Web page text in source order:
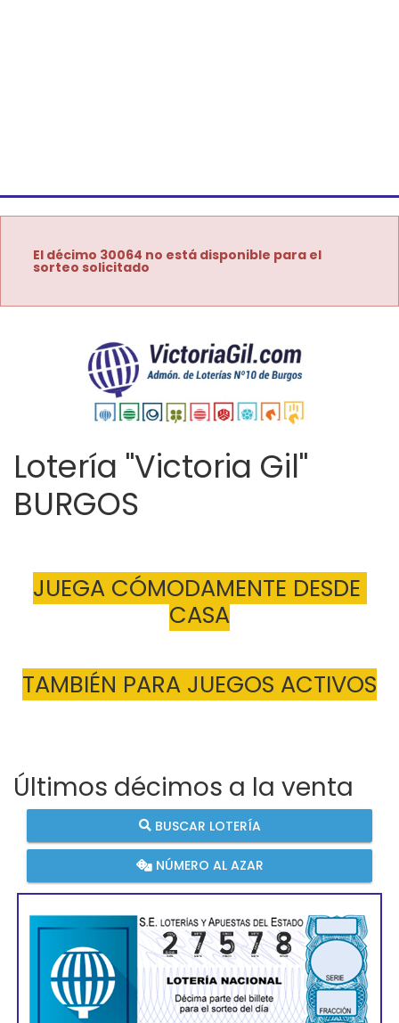
El décimo 30064 no está disponible para el
sorteo solicitado
Lotería "Victoria Gil"
BURGOS
JUEGA CÓMODAMENTE DESDE
CASA
TAMBIÉN PARA JUEGOS ACTIVOS
Últimos décimos a la venta
BUSCAR LOTERÍA
NÚMERO AL AZAR